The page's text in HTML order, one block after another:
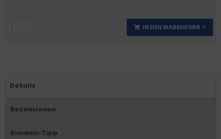
IN DEN WARENKORB
Details
Rezensionen
Kunden-Tipp